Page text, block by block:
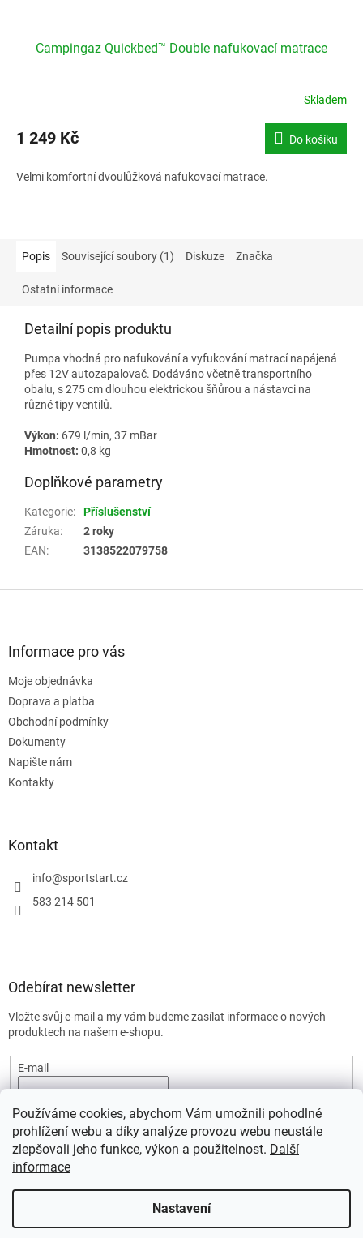
Používáme cookies, abychom Vám umožnili pohodlné
prohlížení webu a díky analýze provozu webu neustále
zlepšovali jeho funkce, výkon a použitelnost. Další
informace
Nastavení
Campingaz Quickbed™ Double nafukovací matrace
Skladem
1 249 Kč Do košíku
Velmi komfortní dvoulůžková nafukovací matrace.
Popis Související soubory (1) Diskuze Značka
Ostatní informace
Detailní popis produktu
Pumpa vhodná pro nafukování a vyfukování matrací napájená
přes 12V autozapalovač. Dodáváno včetně transportního
obalu, s 275 cm dlouhou elektrickou šňůrou a nástavci na
různé tipy ventilů.
Výkon: 679 l/min, 37 mBar
Hmotnost: 0,8 kg
Doplňkové parametry
Kategorie:
Příslušenství
Záruka:
2 roky
EAN: 3138522079758
Informace pro vás
Moje objednávka
Doprava a platba
Obchodní podmínky
Dokumenty
Napište nám
Kontakty
Kontakt
info@sportstart.cz
583 214 501
Odebírat newsletter
Vložte svůj e-mail a my vám budeme zasílat informace o nových
produktech na našem e-shopu.
E-mail
údajů.
PŘIHLÁSIT SE
Vytvořil Shoptet